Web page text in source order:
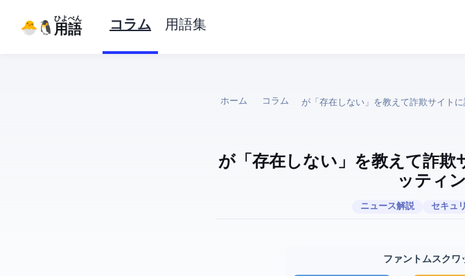
IT用語
ひよぺん コラム 用語集
ホーム コラム AIが「存在しないURL」を教えて詐欺サイ
AIが「存在しないURL」を教えて
ッティ
ITニュース解説 セキュ
ファントムスクワ